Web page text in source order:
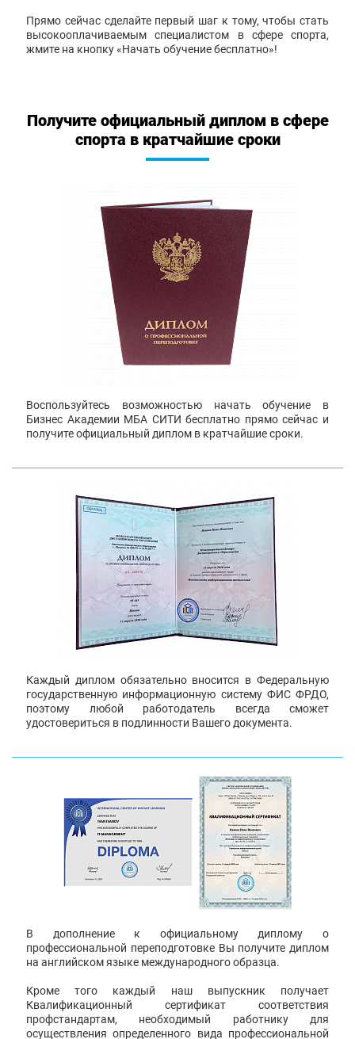
Прямо сейчас сделайте первый шаг к тому, чтобы стать
высокооплачиваемым специалистом в сфере спорта,
жмите на кнопку «Начать обучение бесплатно»!
Получите официальный диплом в сфере
спорта в кратчайшие сроки
Воспользуйтесь возможностью начать обучение в
Бизнес Академии МБА СИТИ бесплатно прямо сейчас и
получите официальный диплом в кратчайшие сроки.
Каждый диплом обязательно вносится в Федеральную
государственную информационную систему ФИС ФРДО,
поэтому любой работодатель всегда сможет
удостовериться в подлинности Вашего документа.
В дополнение к официальному диплому о
профессиональной переподготовке Вы получите диплом
на английском языке международного образца.
Кроме того каждый наш выпускник получает
Квалификационный сертификат соответствия
профстандартам, необходимый работнику для
осуществления определенного вида профессиональной